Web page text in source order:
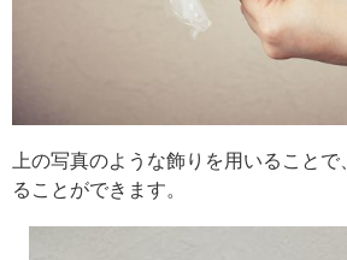
上の写真のような飾りを用いることで
ることができます。